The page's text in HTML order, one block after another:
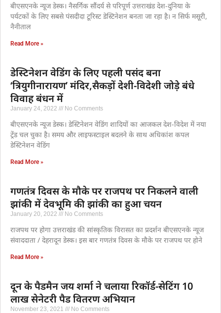
बीएसएनके न्यूज डेस्क। नैसर्गिक सौंदर्य से परिपूर्ण उत्तराखंड देश-दुनिया के
पर्यटकों के लिए सबसे पंसदीदा टूरिस्ट डेस्टिनेशन बनता जा रहा है। न सिर्फ मसूरी,
नैनीताल
Read More »
डेस्टिनेशन वेडिंग के लिए पहली पसंद बना
‘त्रियुगीनारायण’ मंदिर,सैकड़ों देशी-विदेशी जोड़े बंधे
विवाह बंधन में
January 24, 2022 No Comments
बीएसएनके न्यूज डेस्क। डेस्टिनेशन वेडिंग शादियों का आजकल देश-विदेश में नया
ट्रेंड चल चुका है। समय और लाइफस्टाइल बदलने के साथ अधिकांश कपल
डेस्टिनेशन वेडिंग
Read More »
गणतंत्र दिवस के मौके पर राजपथ पर निकलने वाली
झांकी में देवभूमि की झांकी का हुआ चयन
January 20, 2022 No Comments
राजपथ पर होगा उत्तराखंड की सांस्कृतिक विरासत का प्रदर्शन बीएसएनके न्यूज
संवाददाता / देहरादून डेस्क। इस बार गणतंत्र दिवस के मौके पर राजपथ पर होने
Read More »
दून के पैडमैन जय शर्मा ने चलाया रिकॉर्ड-सेटिंग 10
लाख सेनेटरी पैड वितरण अभियान
November 23, 2021 No Comments